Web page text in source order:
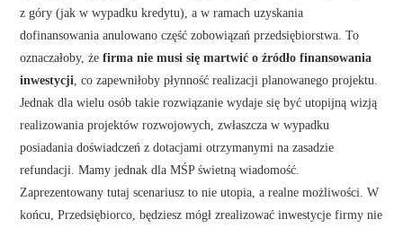
z góry (jak w wypadku kredytu), a w ramach uzyskania
dofinansowania anulowano część zobowiązań przedsiębiorstwa. To
oznaczałoby, żefirma nie musi się martwić o źródło finansowania
inwestycji , co zapewniłoby płynność realizacji planowanego projektu.
Jednak dla wielu osób takie rozwiązanie wydaje się być utopijną wizją
realizowania projektów rozwojowych, zwłaszcza w wypadku
posiadania doświadczeń z dotacjami otrzymanymi na zasadzie
refundacji. Mamy jednak dla MŚP świetną wiadomość.
Zaprezentowany tutaj scenariusz to nie utopia, a realne możliwości. W
końcu, Przedsiębiorco, będziesz mógł zrealizować inwestycje firmy nie